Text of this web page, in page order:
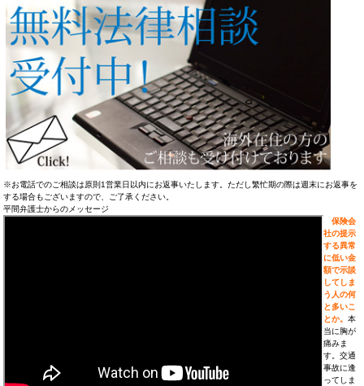
※お電話でのご相談は原則1営業日以内にお返事いたします。ただし繁忙期の際は週末にお返事を
する場合もございますので、ご了承ください。
平間弁護士からのメッセージ
保険会
社の提示
する異常
に低い金
額で示談
してしま
う人の何
と多いこ
とか。本
当に胸が
痛みま
す。交通
事故に逢
ってしま